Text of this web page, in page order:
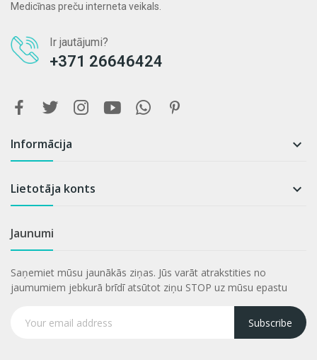
Medicīnas preču interneta veikals.
Ir jautājumi?
+371 26646424
Informācija 
Lietotāja konts 
Jaunumi
Saņemiet mūsu jaunākās ziņas. Jūs varāt atrakstities no
jaumumiem jebkurā brīdī atsūtot ziņu STOP uz mūsu epastu
Subscribe